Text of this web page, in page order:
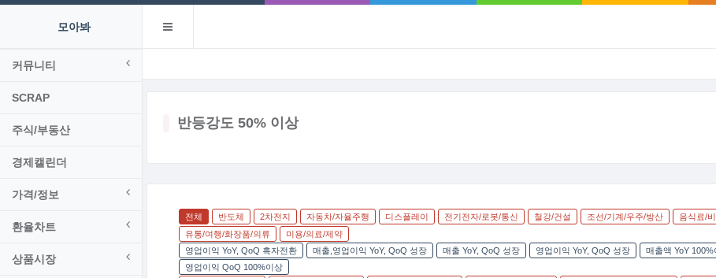
모아봐
커뮤니티
SCRAP
주식/부동산
경제캘린더
가격/정보
환율차트
상품시장
반등강도 50% 이상
전체 반도체 2차전지 자동차/자율주행 디스플레이 전기전자/로봇/통신 철강/건설 조선/기계/우주/방산 음식료/비
유통/여행/화장품/의류
미용/의료/제약
영업이익 YoY, QoQ 흑자전환
매출,영업이익 YoY, QoQ 성장 매출 YoY, QoQ 성장 영업이익 YoY, QoQ 성장 매출액 YoY 100%
영업이익 QoQ 100%이상